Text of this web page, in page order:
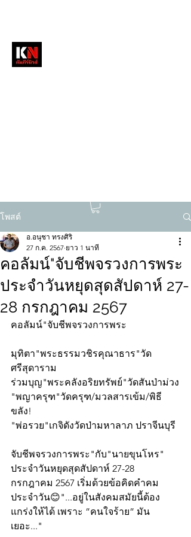
โพสต์
คอลัมน์"จับชีพจรวงการพระ
ประจำวันหยุดสุดสัปดาห์ 27-
28 กรกฎาคม 2567
อ.อนุชา ทรงศิริ
27 ก.ค. 2567 ยาว 1 นาที
คอลัมน์"จับชีพจรวงการพระ
มุทิตา"พระธรรมวชิรคุณาธาร"วัด
ศรีสุดาราม
ร่วมบุญ"พระคลังอริยทรัพย์"วัดสันป่าม่วง
"พญาครุฑ"วัดครุฑ/มวลสารเข้ม/พิธี
ขลัง!
"พ่อรวย"เกจิดังวัดป่ามหาลาภ ปราจีนบุรี
จับชีพจรวงการพระ"กับ"นายขุนโหร"
ประจำวันหยุดสุดสัปดาห์ 27-28
กรกฎาคม 2567 เริ่มด้วยข้อคิดคำคม
ประจำวัน😊"...อยู่ในสังคมสมัยนี้ต้อง
แกร่งให้ได้ เพราะ ”คนใจร้าย” มัน
เยอะ..."